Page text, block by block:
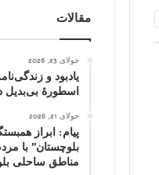
مقالات
جولای 23, 2026
یادبود و
اسطورهٔ بی‌بدیل
جولای 21, 2026
پیام: ابراز
بلوچستان” با
مناطق ساحلی